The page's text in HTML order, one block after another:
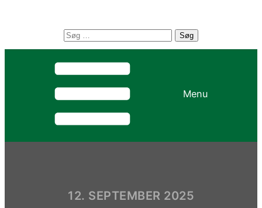
Søg
efter:
Menu
12. SEPTEMBER 2025